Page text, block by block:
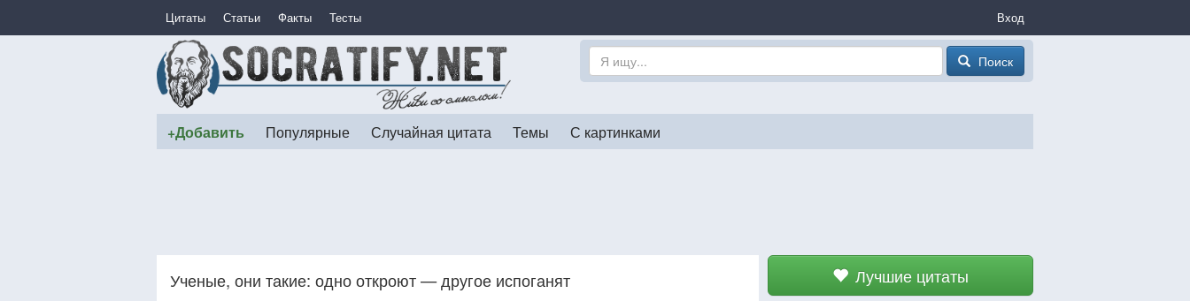
Цитаты Статьи Факты Тесты Вход
Поиск
+Добавить Популярные Случайная цитата Темы С картинками
Лучшие цитаты
Ученые, они такие: одно откроют — другое испоганят